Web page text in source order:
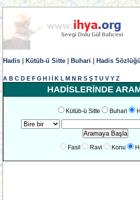
Hadis Kütüb-ü Sitte Buhari Hadis Sözlüğü
A B C D E F G H K L M N R S Ş T U V Y Z
HADİSLERİNDE
Kütüb-ü Sitte Buhari
Fasil Ravi Konu